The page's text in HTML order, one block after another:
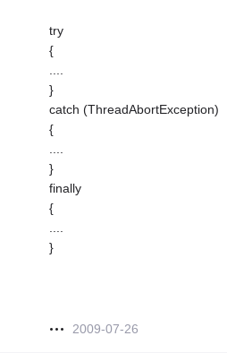
try
{
....
}
catch (ThreadAbortException)
{
....
}
finally
{
....
}
2009-07-26